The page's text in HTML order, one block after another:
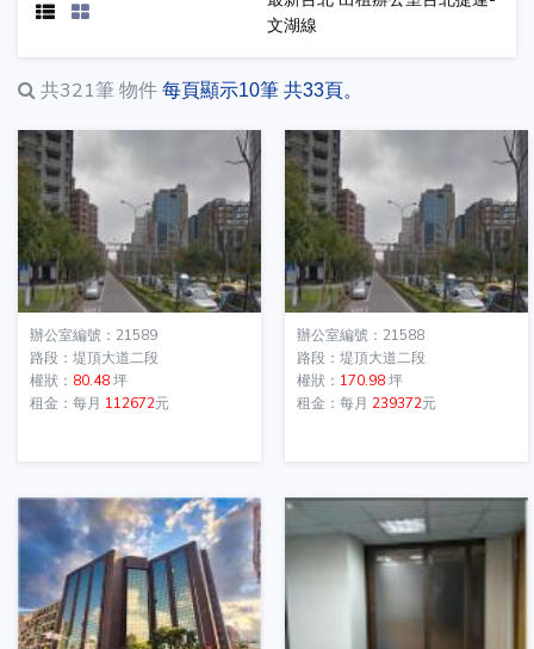
文湖線
共321筆 物件 每頁顯示10筆 共33頁。
辦公室編號：21589
路段：堤頂大道二段
權狀： 80.48坪
租金：每月 112672元
辦公室編號：21588
路段：堤頂大道二段
權狀： 170.98坪
租金：每月 239372元